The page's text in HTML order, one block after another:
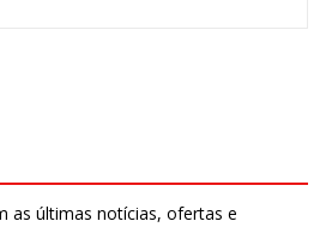
as últimas notícias, ofertas e